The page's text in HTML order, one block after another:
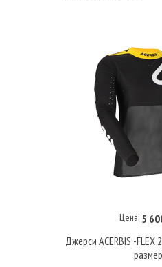
В
Цена: 5
Джерси ACERBIS -FLEX